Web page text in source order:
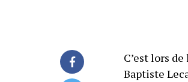
C’est lors
Baptiste